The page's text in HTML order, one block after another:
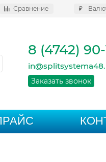
Сравнение ₽
8 (4742)
Заказать звонок